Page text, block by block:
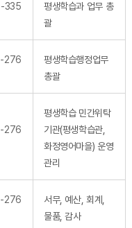
335
평생학습과 업무 총
괄
276
평생학습행정업무
총괄
276
평생학습 민간위탁
기관(평생학습관,
화정영어마을) 운영
관리
276
서무, 예산, 회계,
물품, 감사